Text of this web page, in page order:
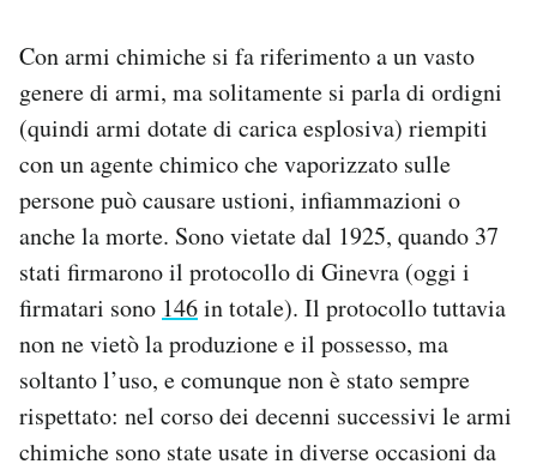
Con armi chimiche si fa riferimento a un vasto
genere di armi, ma solitamente si parla di ordigni
(quindi armi dotate di carica esplosiva) riempiti
con un agente chimico che vaporizzato sulle
persone può causare ustioni, infiammazioni o
anche la morte. Sono vietate dal 1925, quando 37
stati firmarono il protocollo di Ginevra (oggi i
firmatari sono 146in totale). Il protocollo tuttavia
non ne vietò la produzione e il possesso, ma
soltanto l’uso, e comunque non è stato sempre
rispettato: nel corso dei decenni successivi le armi
chimiche sono state usate in diverse occasioni da